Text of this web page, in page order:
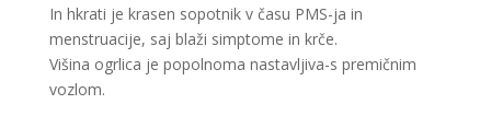
In hkrati je krasen sopotnik v času PMS-ja in
menstruacije, saj blaži simptome in krče.
Višina ogrlica je popolnoma nastavljiva-s premičnim
vozlom.